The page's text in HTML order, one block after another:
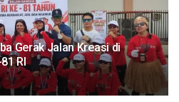
Gerak Jalan Kreasi di
RI